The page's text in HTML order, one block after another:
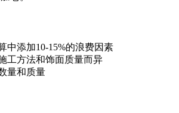
中添加10-15%的浪费因素
工方法和饰面质量而异
量和质量